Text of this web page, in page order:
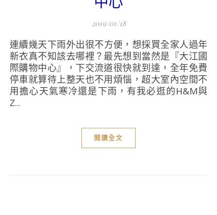
2019/01/18
連續幾天下雨外出很不方便，想採買全家人過年
新衣真不知該去哪裡？最先想到當然是『大江國
際購物中心』，下交流道很快就到達，全年免費
停車就算待上整天也不用煩惱，超大室內空間不
用擔心天氣寒冷還是下雨，有我必逛的H&M與
Z...
閱讀全文